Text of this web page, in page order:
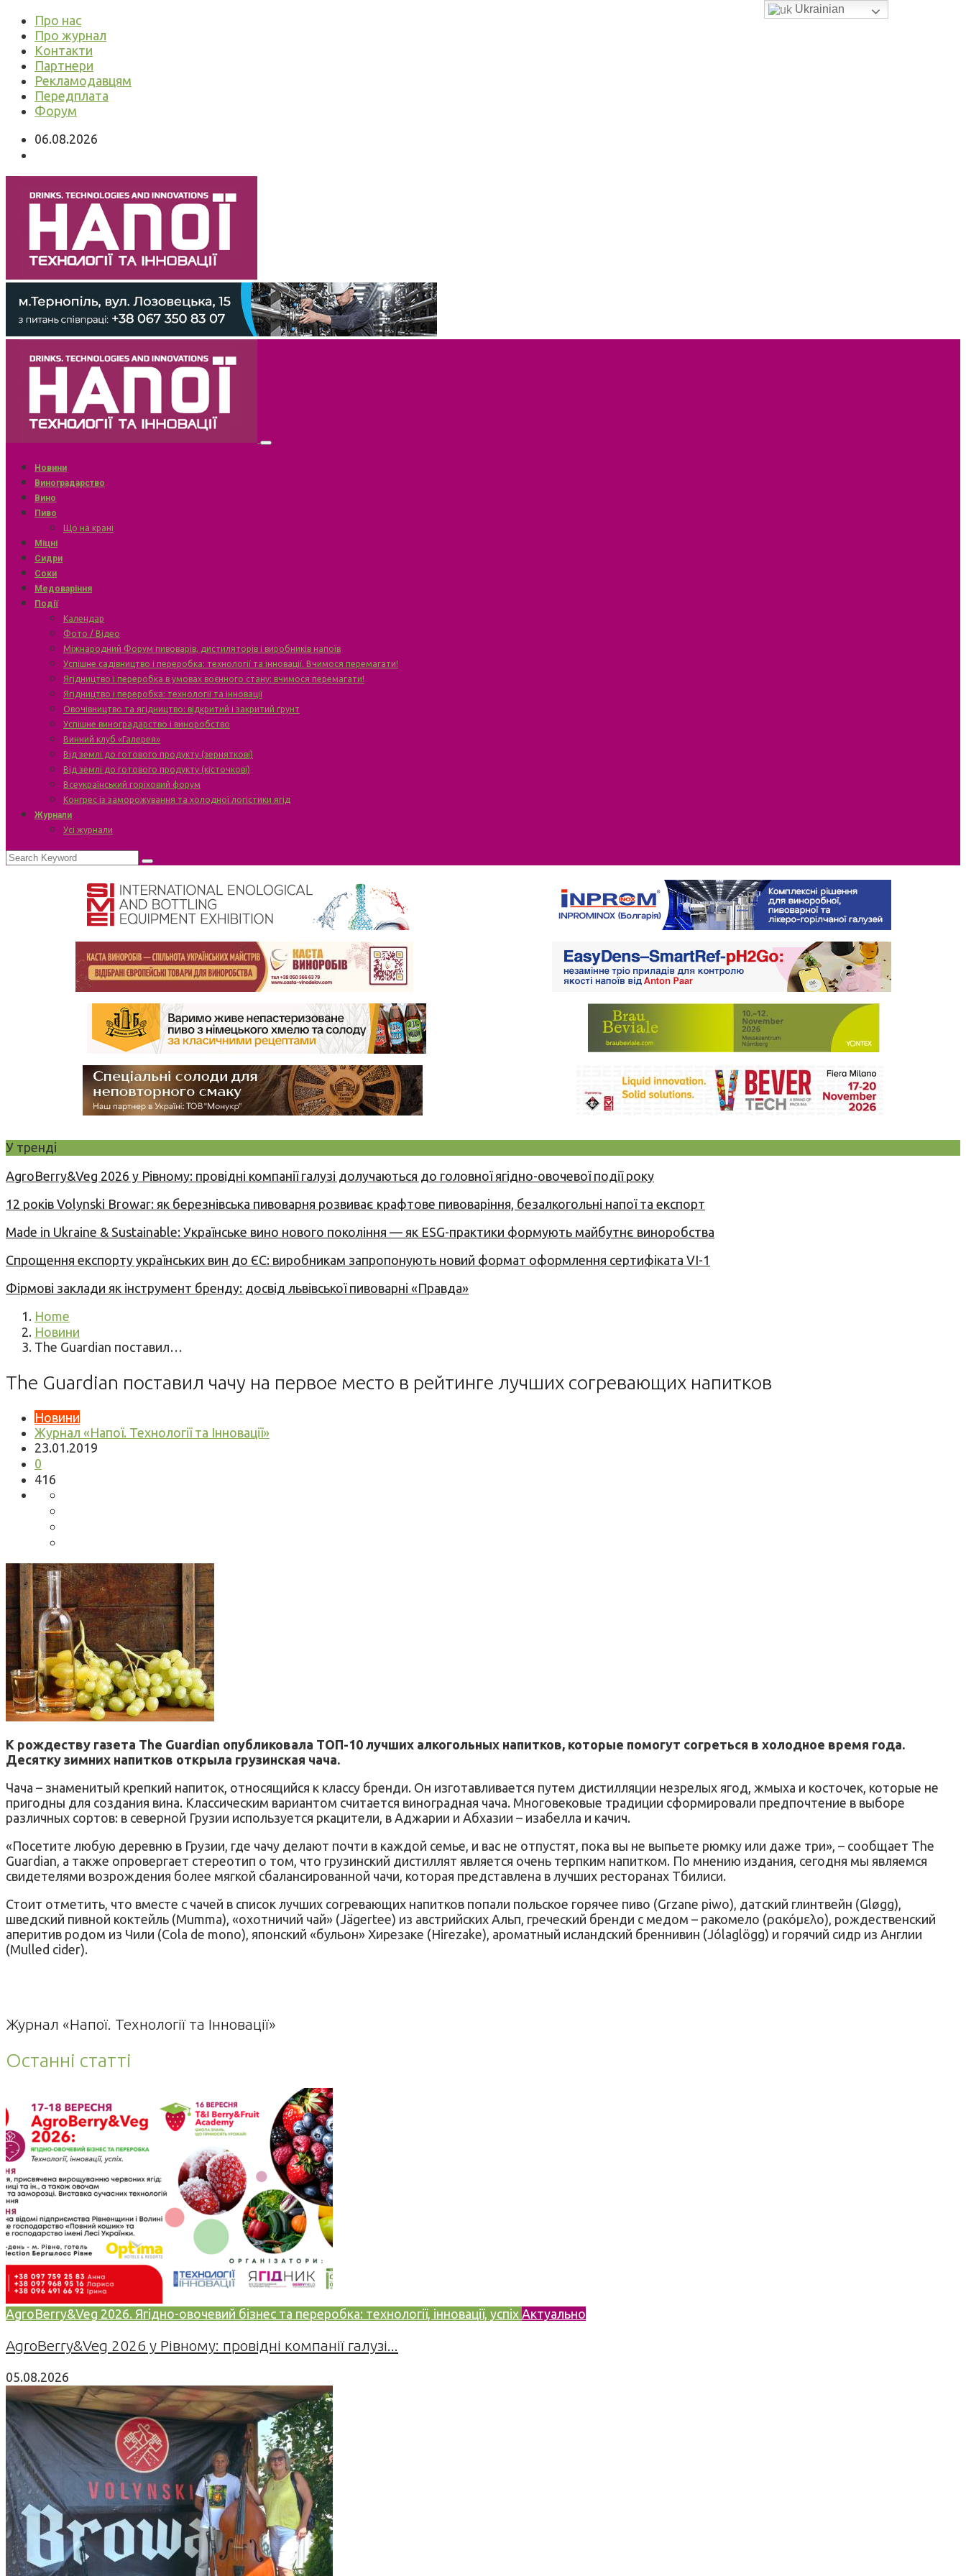
Про нас
Про журнал
Контакти
Партнери
Рекламодавцям
Передплата
Форум
06.08.2026
Новини
Виноградарство
Вино
Пиво
Що на крані
Міцні
Сидри
Соки
Медоваріння
Події
Календар
Фото / Відео
Міжнародний Форум пивоварів, дистиляторів і виробників напоїв
Успішне садівництво і переробка: технології та інновації. Вчимося перемагати!
Ягідництво і переробка в умовах воєнного стану: вчимося перемагати!
Ягідництво і переробка: технології та інновації
Овочівництво та ягідництво: відкритий і закритий ґрунт
Успішне виноградарство і виноробство
Винний клуб «Галерея»
Від землі до готового продукту (зерняткові)
Від землі до готового продукту (кісточкові)
Всеукраїнський горіховий форум
Конгрес із заморожування та холодної логістики ягід
Журнали
Усі журнали
У тренді
AgroBerry&Veg 2026 у Рівному: провідні компанії галузі долучаються до головної ягідно-овочевої події року
12 років Volynski Browar: як березнівська пивоварня розвиває крафтове пивоваріння, безалкогольні напої та експорт
Made in Ukraine & Sustainable: Українське вино нового покоління — як ESG-практики формують майбутнє виноробства
Спрощення експорту українських вин до ЄС: виробникам запропонують новий формат оформлення сертифіката VI-1
Фірмові заклади як інструмент бренду: досвід львівської пивоварні «Правда»
Home
Новини
The Guardian поставил…
The Guardian поставил чачу на первое место в рейтинге лучших согревающих напитков
Новини
Журнал «Напої. Технології та Інновації»
23.01.2019
0
416
К рождеству газета The Guardian опубликовала ТОП-10 лучших алкогольных напитков, которые помогут согреться в холодное время года.
Десятку зимних напитков открыла грузинская чача.
Чача – знаменитый крепкий напиток, относящийся к классу бренди. Он изготавливается путем дистилляции незрелых ягод, жмыха и косточек, которые не
пригодны для создания вина. Классическим вариантом считается виноградная чача. Многовековые традиции сформировали предпочтение в выборе
различных сортов: в северной Грузии используется ркацители, в Аджарии и Абхазии – изабелла и качич.
«Посетите любую деревню в Грузии, где чачу делают почти в каждой семье, и вас не отпустят, пока вы не выпьете рюмку или даже три», – сообщает The
Guardian, а также опровергает стереотип о том, что грузинский дистиллят является очень терпким напитком. По мнению издания, сегодня мы являемся
свидетелями возрождения более мягкой сбалансированной чачи, которая представлена в лучших ресторанах Тбилиси.
Стоит отметить, что вместе с чачей в список лучших согревающих напитков попали польское горячее пиво (Grzane piwo), датский глинтвейн (Gløgg),
шведский пивной коктейль (Mumma), «охотничий чай» (Jägertee) из австрийских Альп, греческий бренди с медом – ракомело (ρακόμελο), рождественский
аперитив родом из Чили (Cola de mono), японский «бульон» Хирезаке (Hirezake), ароматный исландский бреннивин (Jólaglögg) и горячий сидр из Англии
(Mulled cider).
Журнал «Напої. Технології та Інновації»
Останні статті
AgroBerry&Veg 2026. Ягідно-овочевий бізнес та переробка: технології, інновації, успіх Актуально
AgroBerry&Veg 2026 у Рівному: провідні компанії галузі...
05.08.2026
Ukrainian